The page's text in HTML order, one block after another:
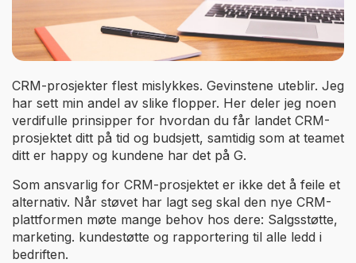
CRM-prosjekter flest mislykkes. Gevinstene uteblir. Jeg
har sett min andel av slike flopper. Her deler jeg noen
verdifulle prinsipper for hvordan du får landet CRM-
prosjektet ditt på tid og budsjett, samtidig som at teamet
ditt er happy og kundene har det på G.
Som ansvarlig for CRM-prosjektet er ikke det å feile et
alternativ. Når støvet har lagt seg skal den nye CRM-
plattformen møte mange behov hos dere: Salgsstøtte,
marketing. kundestøtte og rapportering til alle ledd i
bedriften.